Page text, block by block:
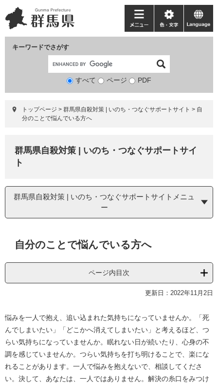
ー
ジ
ニ
ュ
て
キーワードでさがす
検
象
すべて ページ PDF
メ
ニ
ー
色・
文
language
トップページ > 群馬県自殺対策 | いのち・つなぐサポートサイト > 自
分のことで悩んでいる方へ
群馬県自殺対策 | いのち・つなぐサポートサイ
ト
群馬県自殺対策 | いのち・つなぐサポートサイトメニュ
ー
自分のことで悩んでいる方へ
ページ内目次
更新日：2022年11月2日
悩みを一人で抱え、追い込まれた気持ちになっていませんか。「死
んでしまいたい」「どこかへ消えてしまいたい」と考えるほど、つ
らい気持ちになっていませんか。眠れない日が続いたり、心身の不
調を感じていませんか。つらい気持ちを打ち明けることで、楽にな
れることがあります。一人で悩みを抱えないで、相談してくださ
い。決して、あなたは、一人ではありません。解決の糸口をみつけ